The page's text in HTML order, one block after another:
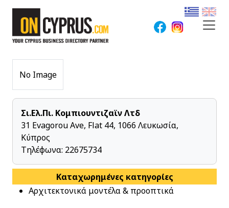
No Image
Σι.Ελ.Πι. Κομπιουντιζαϊν Λτδ
31 Evagorou Ave, Flat 44, 1066 Λευκωσία,
Κύπρος
Τηλέφωνα: 22675734
Καταχωρημένες κατηγορίες
Αρχιτεκτονικά μοντέλα & προοπτικά